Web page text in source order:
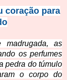
coração para
as
os perfumes
pedra do túmulo
o corpo do